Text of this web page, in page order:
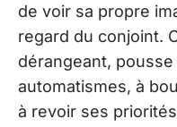
de voir sa propre
regard du conjoint.
dérangeant,
automatismes, à
à revoir ses